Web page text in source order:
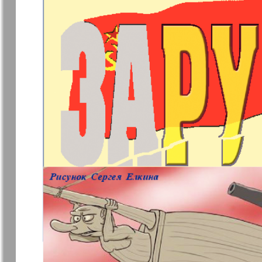
1
1
7
13
19
Апельсин
МК-Германия
планета мнений
МК-
Новые Земляки
Партнер Партнер-
Телеграф